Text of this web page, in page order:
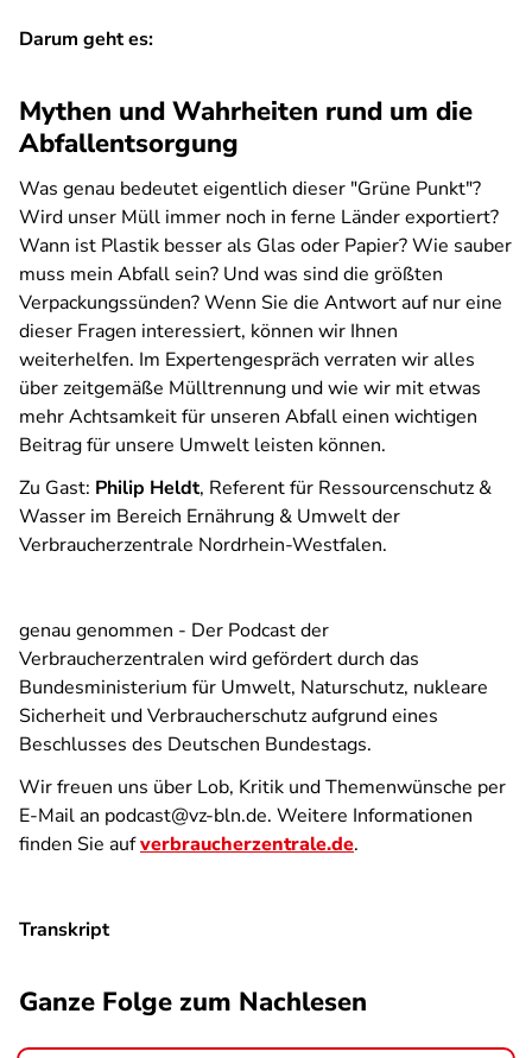
Darum geht es:
Mythen und Wahrheiten rund um die
Abfallentsorgung
Was genau bedeutet eigentlich dieser "Grüne Punkt"?
Wird unser Müll immer noch in ferne Länder exportiert?
Wann ist Plastik besser als Glas oder Papier? Wie sauber
muss mein Abfall sein? Und was sind die größten
Verpackungssünden? Wenn Sie die Antwort auf nur eine
dieser Fragen interessiert, können wir Ihnen
weiterhelfen. Im Expertengespräch verraten wir alles
über zeitgemäße Mülltrennung und wie wir mit etwas
mehr Achtsamkeit für unseren Abfall einen wichtigen
Beitrag für unsere Umwelt leisten können.
Zu Gast: Philip Heldt, Referent für Ressourcenschutz &
Wasser im Bereich Ernährung & Umwelt der
Verbraucherzentrale Nordrhein-Westfalen.
genau genommen - Der Podcast der
Verbraucherzentralen wird gefördert durch das
Bundesministerium für Umwelt, Naturschutz, nukleare
Sicherheit und Verbraucherschutz aufgrund eines
Beschlusses des Deutschen Bundestags.
Wir freuen uns über Lob, Kritik und Themenwünsche per
E-Mail an podcast@vz-bln.de. Weitere Informationen
finden Sie aufverbraucherzentrale.de.
Transkript
Ganze Folge zum Nachlesen